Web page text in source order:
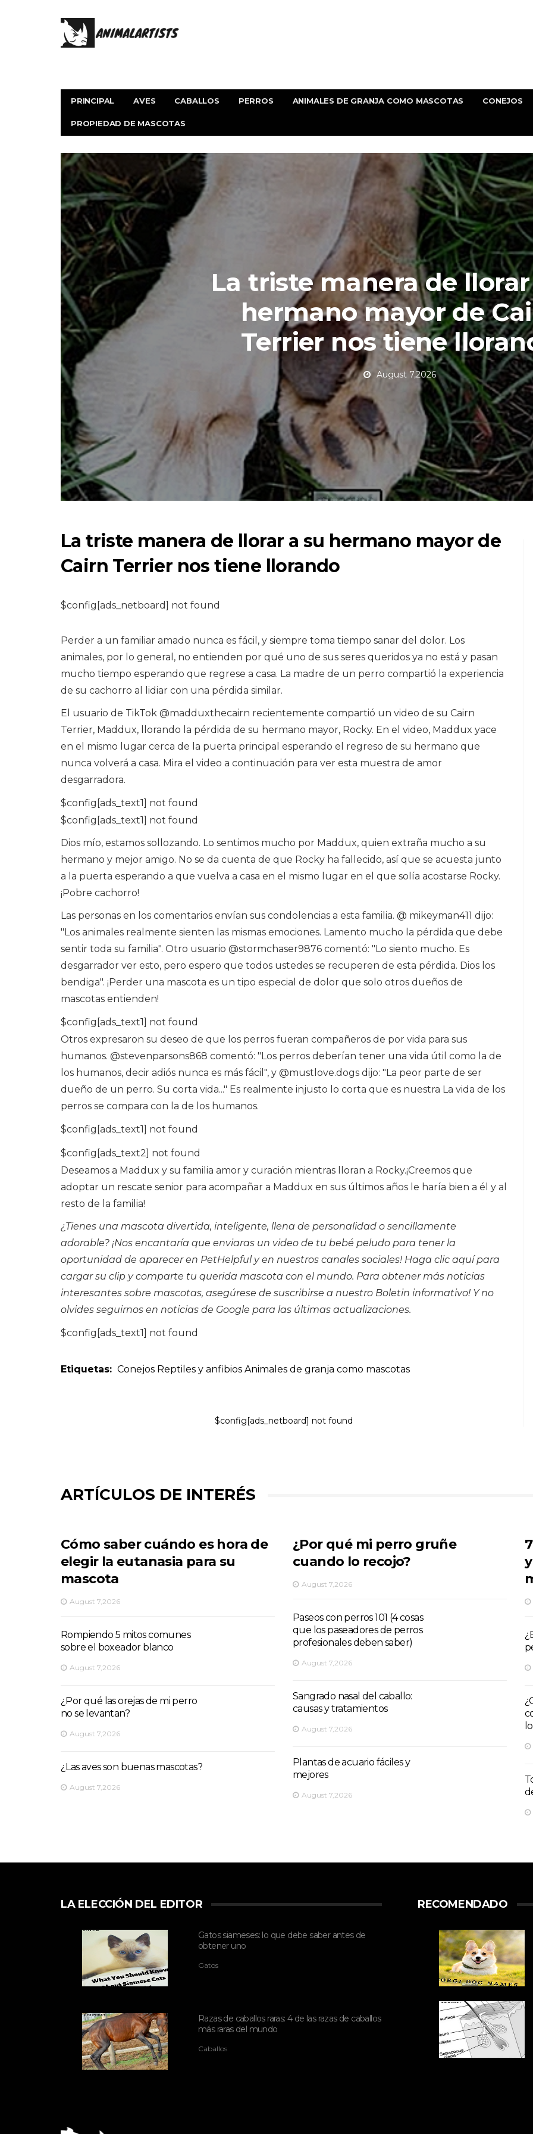
PRINCIPAL AVES CABALLOS PERROS ANIMALES DE GRANJA COMO MASCOTAS CONEJOS
PROPIEDAD DE MASCOTAS
La triste manera de
hermano mayor de
Terrier nos tiene
August 7,2026
La triste manera de llorar a su hermano mayor de
Cairn Terrier nos tiene llorando
$config[ads_netboard] not found
Perder a un familiar amado nunca es fácil, y siempre toma tiempo sanar del dolor. Los
animales, por lo general, no entienden por qué uno de sus seres queridos ya no está y pasan
mucho tiempo esperando que regrese a casa. La madre de un perro compartió la experiencia
de su cachorro al lidiar con una pérdida similar.
El usuario de TikTok @madduxthecairn recientemente compartió un video de su Cairn
Terrier, Maddux, llorando la pérdida de su hermano mayor, Rocky. En el video, Maddux yace
en el mismo lugar cerca de la puerta principal esperando el regreso de su hermano que
nunca volverá a casa. Mira el video a continuación para ver esta muestra de amor
desgarradora.
$config[ads_text1] not found
$config[ads_text1] not found
Dios mío, estamos sollozando. Lo sentimos mucho por Maddux, quien extraña mucho a su
hermano y mejor amigo. No se da cuenta de que Rocky ha fallecido, así que se acuesta junto
a la puerta esperando a que vuelva a casa en el mismo lugar en el que solía acostarse Rocky.
¡Pobre cachorro!
Las personas en los comentarios envían sus condolencias a esta familia. @ mikeyman411 dijo:
"Los animales realmente sienten las mismas emociones. Lamento mucho la pérdida que debe
sentir toda su familia". Otro usuario @stormchaser9876 comentó: "Lo siento mucho. Es
desgarrador ver esto, pero espero que todos ustedes se recuperen de esta pérdida. Dios los
bendiga". ¡Perder una mascota es un tipo especial de dolor que solo otros dueños de
mascotas entienden!
$config[ads_text1] not found
Otros expresaron su deseo de que los perros fueran compañeros de por vida para sus
humanos. @stevenparsons868 comentó: "Los perros deberían tener una vida útil como la de
los humanos, decir adiós nunca es más fácil", y @mustlove.dogs dijo: "La peor parte de ser
dueño de un perro. Su corta vida..." Es realmente injusto lo corta que es nuestra La vida de los
perros se compara con la de los humanos.
$config[ads_text1] not found
$config[ads_text2] not found
Deseamos a Maddux y su familia amor y curación mientras lloran a Rocky.¡Creemos que
adoptar un rescate senior para acompañar a Maddux en sus últimos años le haría bien a él y al
resto de la familia!
¿Tienes una mascota divertida, inteligente, llena de personalidad o sencillamente
adorable? ¡Nos encantaría que enviaras un video de tu bebé peludo para tener la
oportunidad de aparecer en PetHelpful y en nuestros canales sociales! Haga clic aquí para
cargar su clip y comparte tu querida mascota con el mundo. Para obtener más noticias
interesantes sobre mascotas, asegúrese de suscribirse a nuestro Boletin informativo! Y no
olvides seguirnos en noticias de Google para las últimas actualizaciones.
$config[ads_text1] not found
Etiquetas: Conejos Reptiles y anfibios Animales de granja como mascotas
$config[ads_netboard] not found
Signos y
tratamientos del
resfriado común en
un hámster
7,2026
¿Cuál es la mejor
comida para perros
7,2026
ARTÍCULOS DE INTERÉS
Cómo saber cuándo es hora de
elegir la eutanasia para su
mascota
August 7,2026
Rompiendo 5 mitos comunes
sobre el boxeador blanco
August 7,2026
¿Por qué las orejas de mi perro
no se levantan?
August 7,2026
¿Las aves son buenas mascotas?
August 7,2026
¿Por qué mi perro gruñe
cuando lo recojo?
August 7,2026
Paseos con perros 101 (4 cosas
que los paseadores de perros
profesionales deben saber)
August 7,2026
Sangrado nasal del caballo:
causas y tratamientos
August 7,2026
Plantas de acuario fáciles y
mejores
August 7,2026
LA ELECCIÓN DEL EDITOR
Gatos siameses: lo que debe saber antes de
obtener uno
Gatos
Razas de caballos raras: 4 de las razas de caballos
más raras del mundo
Caballos
RECOMENDADO